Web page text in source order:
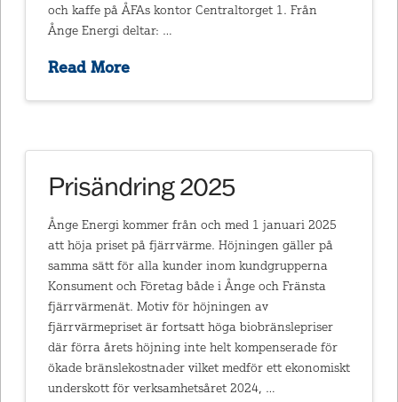
och kaffe på ÅFAs kontor Centraltorget 1. Från
Ånge Energi deltar: …
Read More
Prisändring 2025
Ånge Energi kommer från och med 1 januari 2025
att höja priset på fjärrvärme. Höjningen gäller på
samma sätt för alla kunder inom kundgrupperna
Konsument och Företag både i Ånge och Fränsta
fjärrvärmenät. Motiv för höjningen av
fjärrvärmepriset är fortsatt höga biobränslepriser
där förra årets höjning inte helt kompenserade för
ökade bränslekostnader vilket medför ett ekonomiskt
underskott för verksamhetsåret 2024, …